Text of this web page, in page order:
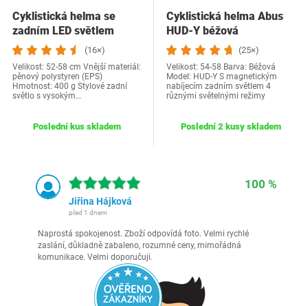
Cyklistická helma se
zadním LED světlem
Abus
(16×)
Velikost: 52-58 cm Vnější materiál:
pěnový polystyren (EPS)
Hmotnost: 400 g Stylové zadní
světlo s vysokým…
Poslední kus skladem
Cyklistická helma Abus
HUD-Y béžová
(25×)
Velikost: 54-58 Barva: Béžová
Model: HUD-Y S magnetickým
nabíjecím zadním světlem 4
různými světelnými režimy
Poslední 2 kusy skladem
100 %
Jiřina Hájková
před 1 dnem
Naprostá spokojenost. Zboží odpovídá foto. Velmi rychlé
zaslání, důkladně zabaleno, rozumné ceny, mimořádná
komunikace. Velmi doporučuji.